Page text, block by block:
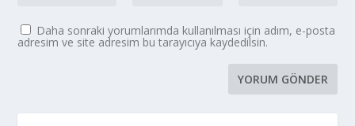
Daha sonraki yorumlarımda kullanılması için adım, e-posta
adresim ve site adresim bu tarayıcıya kaydedilsin.